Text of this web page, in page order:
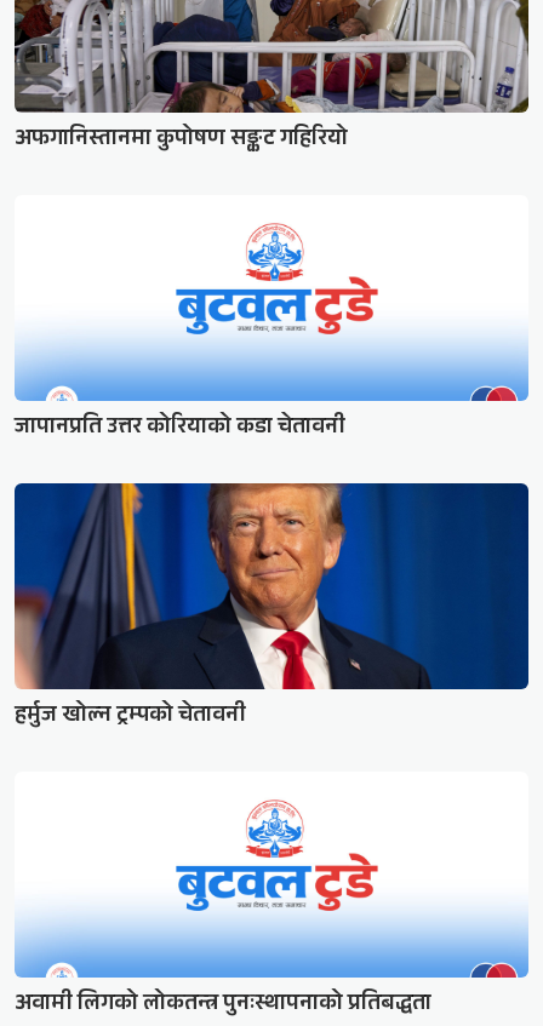
अफगानिस्तानमा कुपोषण सङ्कट गहिरियो
जापानप्रति उत्तर कोरियाको कडा चेतावनी
हर्मुज खोल्न ट्रम्पको चेतावनी
अवामी लिगको लोकतन्त्र पुनःस्थापनाको प्रतिबद्धता